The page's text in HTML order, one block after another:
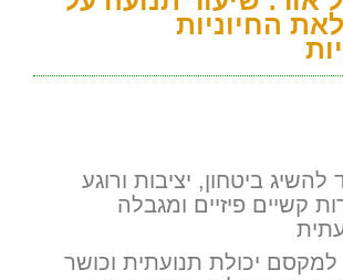
החיוניות
להשיג ביטחון, יציבות ורוגע
קשיים פיזיים ומגבלה
למקסם יכולת תנועתית וכושר